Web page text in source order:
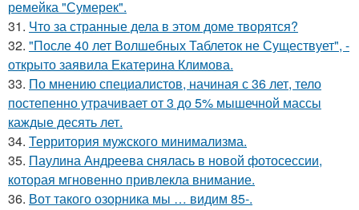
ремейка "Сумерек".
31. Что за странные дела в этом доме творятся?
32. "После 40 лет Волшебных Таблеток не Существует", -
открыто заявила Екатерина Климова.
33. По мнению специалистов, начиная с 36 лет, тело
постепенно утрачивает от 3 до 5% мышечной массы
каждые десять лет.
34. Территория мужского минимализма.
35. Паулина Андреева снялась в новой фотосессии,
которая мгновенно привлекла внимание.
36. Вот такого озорника мы … видим 85-.